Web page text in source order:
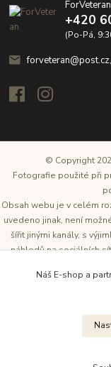
ForVeteran
+420
(Po-Pá,
© Copyright
Fotografie použité při
Obsah webu je v celém
uvedeno jinak, není
šířit jinými kanály, s
náhledů na sociálních
těchto
Náš E-shop a